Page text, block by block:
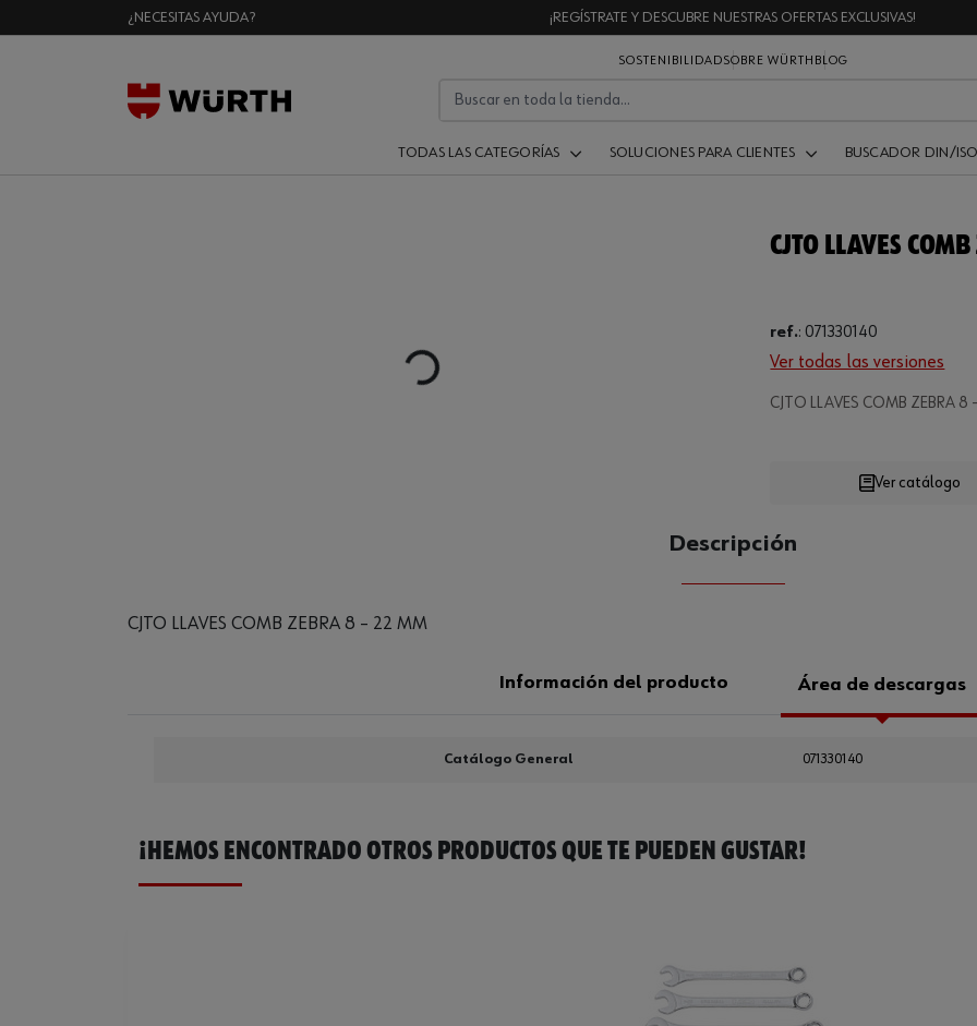
¿NECESITAS AYUDA? ¡REGÍSTRATE Y DESCUBRE NUESTRAS OFERTAS EXCLUSIVAS!
SOSTENIBILIDADSOBRE WÜRTH BLOG
TODAS LAS CATEGORÍAS SOLUCIONES PARA CLIENTES BUSCADOR DIN/ISO
Loading...
CJTO LLAVES
ref.: 071330140
Ver todas las versiones
CJTO LLAVES COMB ZEBRA 8
Loading...
CANTIDAD
Ver catálogo
Descripción
CJTO LLAVES COMB ZEBRA 8 – 22 MM
Información del producto Área de descargas
Catálogo General 071330140
¡HEMOS ENCONTRADO OTROS PRODUCTOS QUE TE PUEDEN GUSTAR!